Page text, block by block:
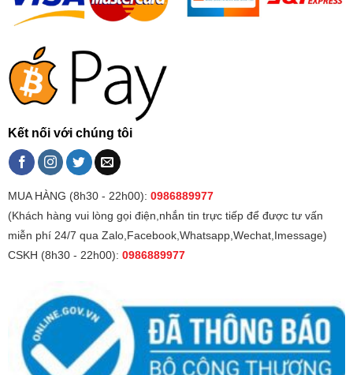
Kết nối với chúng tôi
MUA HÀNG (8h30 - 22h00): 0986889977
(Khách hàng vui lòng gọi điện,nhắn tin trực tiếp để được tư vấn
miễn phí 24/7 qua Zalo,Facebook,Whatsapp,Wechat,Imessage)
CSKH (8h30 - 22h00): 0986889977